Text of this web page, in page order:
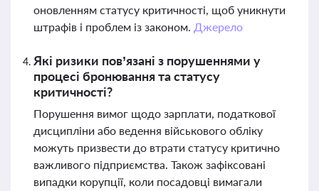
оновленням статусу критичності, щоб уникнути
штрафів і проблем із законом. Джерело
Які ризики пов’язані з порушеннями у
процесі бронювання та статусу
критичності?
Порушення вимог щодо зарплати, податкової
дисципліни або ведення військового обліку
можуть призвести до втрати статусу критично
важливого підприємства. Також зафіксовані
випадки корупції, коли посадовці вимагали